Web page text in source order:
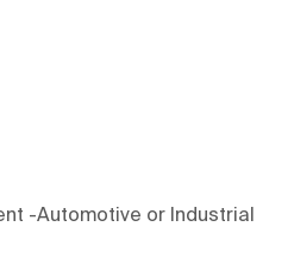
-Automotive or Industrial